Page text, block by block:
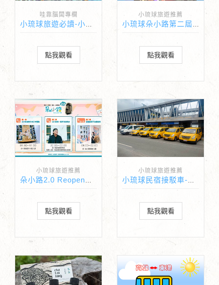
哇靠腦闆專欄
點我觀看
小琉球旅遊推薦
點我觀看
小琉球旅遊推薦
朵小路2.0 Reopen系列活動
點我觀看
小琉球旅遊推薦
小琉球民宿接駁車-東琉計程車
點我觀看